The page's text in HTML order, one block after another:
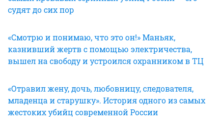
судят до сих пор
«Смотрю и понимаю, что это он!» Маньяк,
казнивший жертв с помощью электричества,
вышел на свободу и устроился охранником в ТЦ
«Отравил жену, дочь, любовницу, следователя,
младенца и старушку». История одного из самых
жестоких убийц современной России